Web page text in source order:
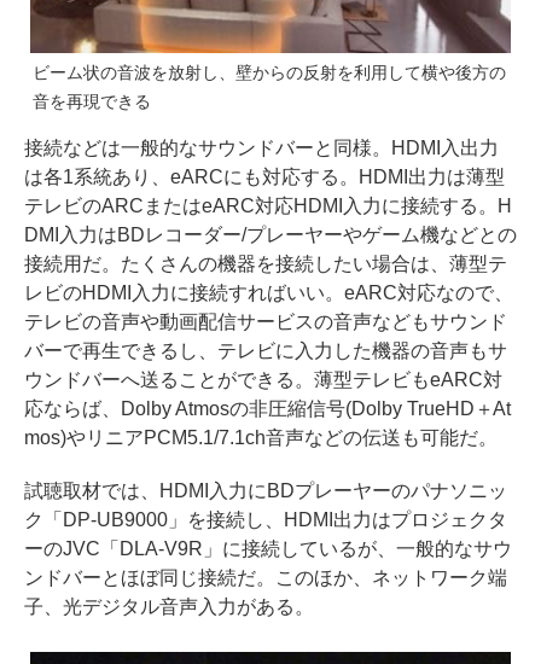
ビーム状の音波を放射し、壁からの反射を利用して横や後方の
音を再現できる
接続などは一般的なサウンドバーと同様。HDMI入出力
は各1系統あり、eARCにも対応する。HDMI出力は薄型
テレビのARCまたはeARC対応HDMI入力に接続する。H
DMI入力はBDレコーダー/プレーヤーやゲーム機などとの
接続用だ。たくさんの機器を接続したい場合は、薄型テ
レビのHDMI入力に接続すればいい。eARC対応なので、
テレビの音声や動画配信サービスの音声などもサウンド
バーで再生できるし、テレビに入力した機器の音声もサ
ウンドバーへ送ることができる。薄型テレビもeARC対
応ならば、Dolby Atmosの非圧縮信号(Dolby TrueHD＋At
mos)やリニアPCM5.1/7.1ch音声などの伝送も可能だ。
試聴取材では、HDMI入力にBDプレーヤーのパナソニッ
ク「DP-UB9000」を接続し、HDMI出力はプロジェクタ
ーのJVC「DLA-V9R」に接続しているが、一般的なサウ
ンドバーとほぼ同じ接続だ。このほか、ネットワーク端
子、光デジタル音声入力がある。